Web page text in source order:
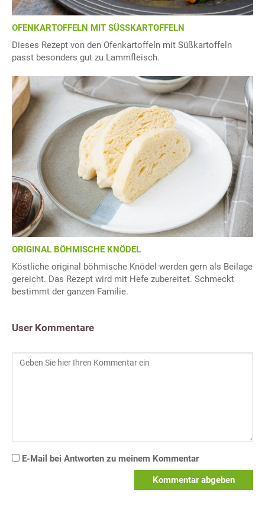
OFENKARTOFFELN MIT SÜSSKARTOFFELN
Dieses Rezept von den Ofenkartoffeln mit Süßkartoffeln
passt besonders gut zu Lammfleisch.
ORIGINAL BÖHMISCHE KNÖDEL
Köstliche original böhmische Knödel werden gern als Beilage
gereicht. Das Rezept wird mit Hefe zubereitet. Schmeckt
bestimmt der ganzen Familie.
User Kommentare
E-Mail bei Antworten zu meinem Kommentar
Kommentar abgeben